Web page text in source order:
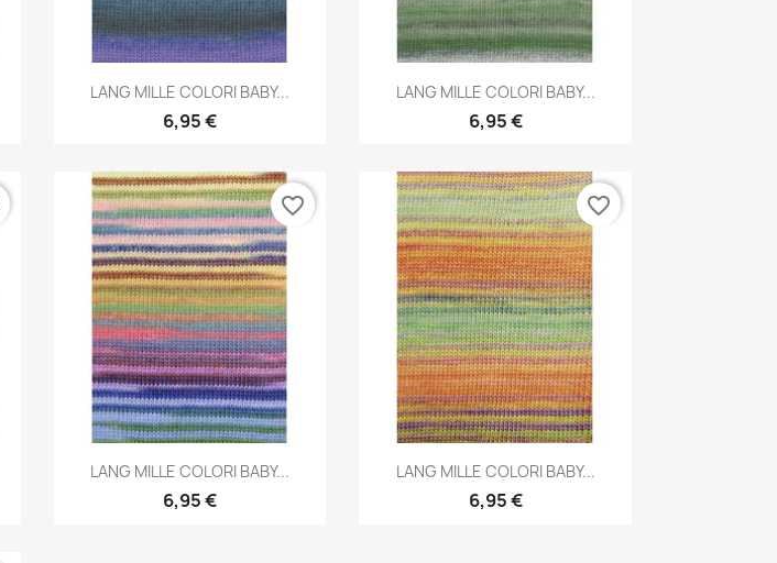
Aperçu rapide
LANG MILLE COLORI BABY...
6,95 €
Aperçu rapide
LANG MILLE COLORI BABY...
6,95 €
Aperçu rapide
LANG MILLE COLORI BABY...
6,95 €
favorite_border
Aperçu rapide
LANG MILLE COLORI BABY...
6,95 €
favorite_border